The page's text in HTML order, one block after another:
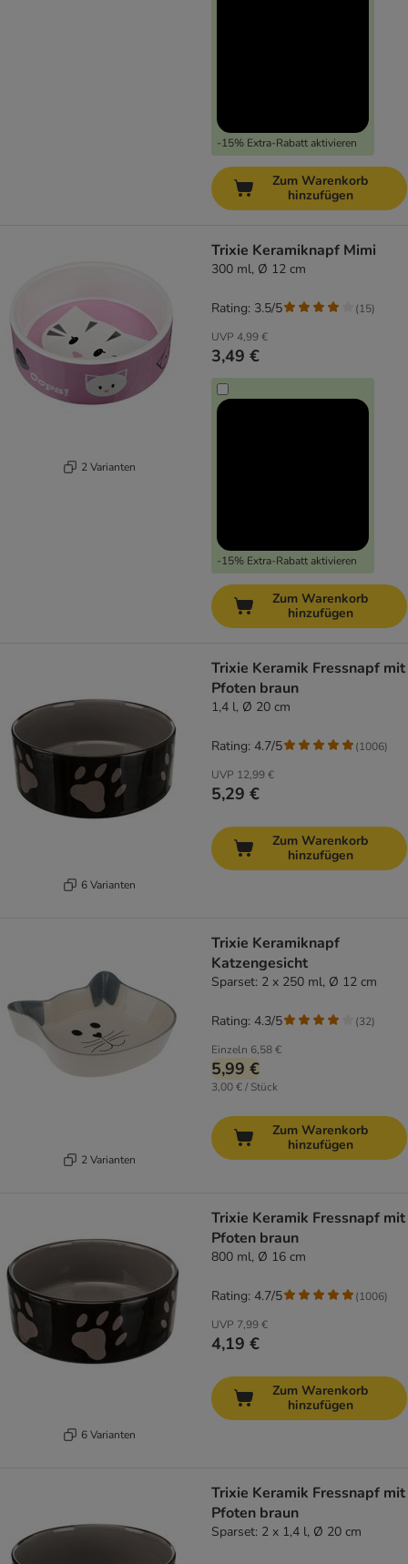
-15% Extra-Rabatt aktivieren
Zum Warenkorb
hinzufügen
2 Varianten
Trixie Keramiknapf Mimi
300 ml, Ø 12 cm
UVP 4,99 €
3,49 €
-15% Extra-Rabatt aktivieren
Rating: 3.5/5 (15)
Zum Warenkorb
hinzufügen
6 Varianten
Trixie Keramik Fressnapf mit
Pfoten braun
1,4 l, Ø 20 cm
UVP 12,99 €
5,29 €
Rating: 4.7/5 (1006)
Zum Warenkorb
hinzufügen
2 Varianten
Trixie Keramiknapf
Katzengesicht
Sparset: 2 x 250 ml, Ø 12 cm
Einzeln 6,58 €
5,99 €
3,00 € / Stück
Rating: 4.3/5 (32)
Zum Warenkorb
hinzufügen
6 Varianten
Trixie Keramik Fressnapf mit
Pfoten braun
800 ml, Ø 16 cm
UVP 7,99 €
4,19 €
Rating: 4.7/5 (1006)
Zum Warenkorb
hinzufügen
Trixie Keramik Fressnapf mit
Pfoten braun
Sparset: 2 x 1,4 l, Ø 20 cm